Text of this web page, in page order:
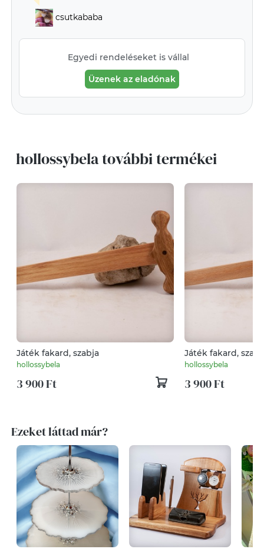
csutkababa
Egyedi rendeléseket is vállal
Üzenek az eladónak
hollossybela további termékei
Játék fakard, szabja
hollossybela
3 900 Ft
Játék fakard,
hollossybela
3 900 Ft
Ezeket láttad már?